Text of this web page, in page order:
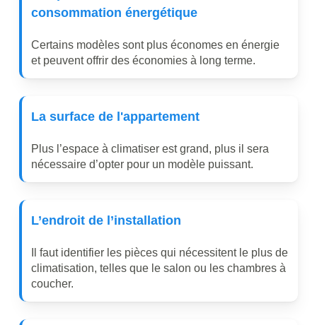
consommation énergétique
Certains modèles sont plus économes en énergie
et peuvent offrir des économies à long terme.
La surface de l'appartement
Plus l’espace à climatiser est grand, plus il sera
nécessaire d’opter pour un modèle puissant.
L’endroit de l’installation
Il faut identifier les pièces qui nécessitent le plus de
climatisation, telles que le salon ou les chambres à
coucher.